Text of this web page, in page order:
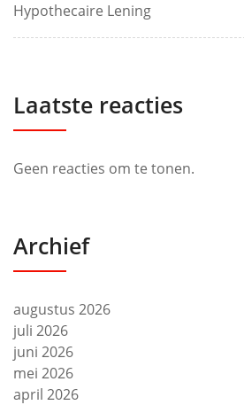
Hypothecaire Lening
Laatste reacties
Geen reacties om te tonen.
Archief
augustus 2026
juli 2026
juni 2026
mei 2026
april 2026